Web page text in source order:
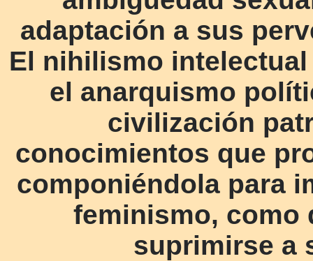
adaptación a sus
El nihilismo
el anarquismo
civilización
conocimientos que
componiéndola para
feminismo, como
suprimirse a